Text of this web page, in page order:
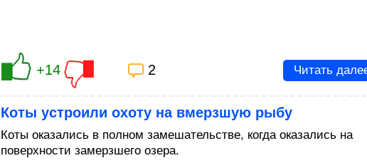
+14 2 Читать
Коты устроили охоту на вмерзшую рыбу
Коты оказались в полном замешательстве, когда оказались на
поверхности замерзшего озера.